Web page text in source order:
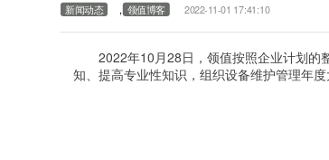
新闻动态 , 领值博客 2022-11-01 17:41:10
2022年10月28日，领值按照企业计划的
知、提高专业性知识，组织设备维护管理年